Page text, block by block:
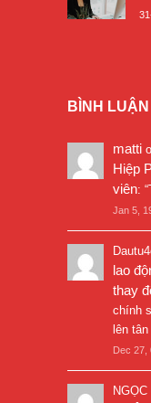
BÌNH LUẬN
matti
Hiệp
viên: “
Jan 5,
lao
thay
chính
lên
Dec 27,
NGỌC